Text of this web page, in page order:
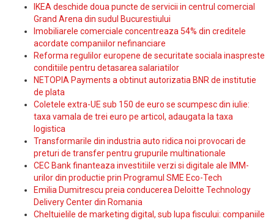
IKEA deschide doua puncte de servicii in centrul comercial
Grand Arena din sudul Bucurestiului
Imobiliarele comerciale concentreaza 54% din creditele
acordate companiilor nefinanciare
Reforma regulilor europene de securitate sociala inaspreste
conditiile pentru detasarea salariatilor
NETOPIA Payments a obtinut autorizatia BNR de institutie
de plata
Coletele extra-UE sub 150 de euro se scumpesc din iulie:
taxa vamala de trei euro pe articol, adaugata la taxa
logistica
Transformarile din industria auto ridica noi provocari de
preturi de transfer pentru grupurile multinationale
CEC Bank finanteaza investitiile verzi si digitale ale IMM-
urilor din productie prin Programul SME Eco-Tech
Emilia Dumitrescu preia conducerea Deloitte Technology
Delivery Center din Romania
Cheltuielile de marketing digital, sub lupa fiscului: companiile